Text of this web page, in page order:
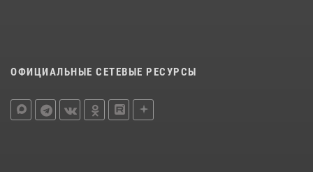
ОФИЦИАЛЬНЫЕ СЕТЕВЫЕ РЕСУРСЫ